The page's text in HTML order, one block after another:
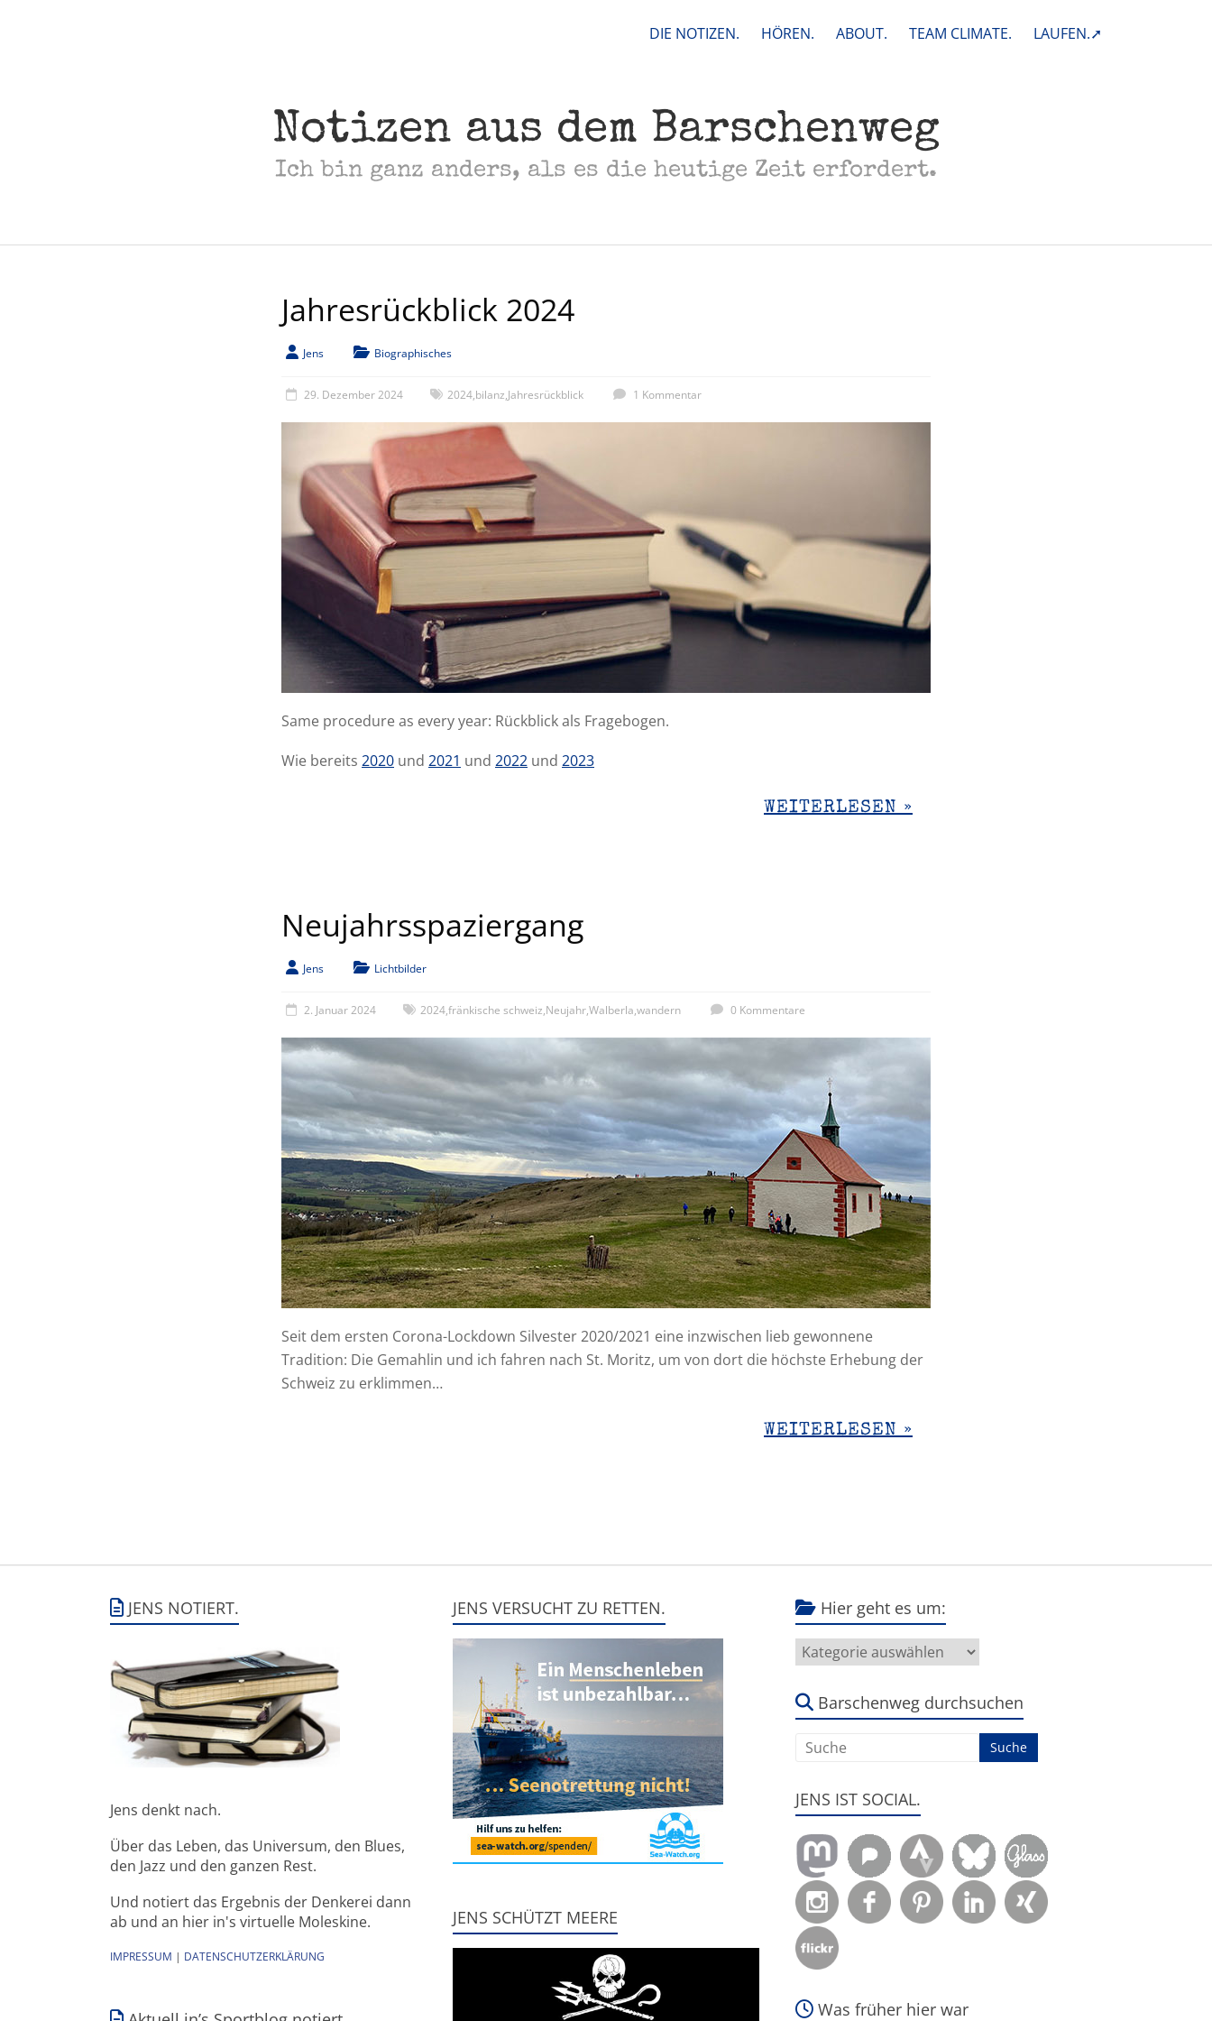
DIE NOTIZEN. HÖREN. ABOUT. TEAM CLIMATE. LAUFEN.➚
Notizen aus dem Barschenweg
Ich bin ganz anders, als es die heutige Zeit erfordert.
Jahresrückblick 2024
Jens Biographisches
29. Dezember 2024 2024,bilanz,Jahresrückblick 1 Kommentar
Same procedure as every year: Rückblick als Fragebogen.
Wie bereits 2020 und 2021 und 2022 und 2023
WEITERLESEN »
Neujahrsspaziergang
Jens Lichtbilder
2. Januar 2024 2024,fränkische schweiz,Neujahr,Walberla,wandern 0 Kommentare
Seit dem ersten Corona-Lockdown Silvester 2020/2021 eine inzwischen lieb gewonnene
Tradition: Die Gemahlin und ich fahren nach St. Moritz, um von dort die höchste Erhebung der
Schweiz zu erklimmen…
WEITERLESEN »
JENS NOTIERT.
Jens denkt nach.
Über das Leben, das Universum, den Blues,
den Jazz und den ganzen Rest.
Und notiert das Ergebnis der Denkerei dann
ab und an hier in's virtuelle Moleskine.
IMPRESSUM | DATENSCHUTZERKLÄRUNG
JENS VERSUCHT ZU RETTEN.
JENS SCHÜTZT MEERE
Hier geht es um:
Hier
geht
um:Barschenweg durchsuchen
JENS IST SOCIAL.
Was früher hier war